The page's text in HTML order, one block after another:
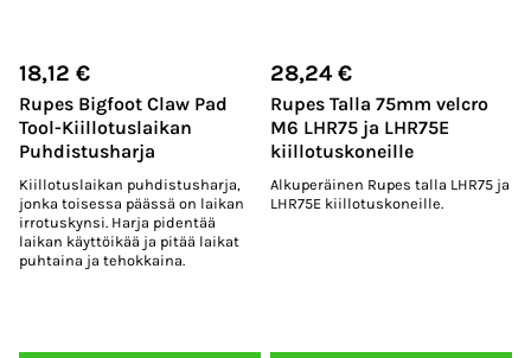
18,12 €
Rupes Bigfoot Claw Pad
Tool-Kiillotuslaikan
Puhdistusharja
Kiillotuslaikan puhdistusharja,
jonka toisessa päässä on laikan
irrotuskynsi. Harja pidentää
laikan käyttöikää ja pitää laikat
puhtaina ja tehokkaina.
28,24€
Rupes Talla 75mm velcro
M6 LHR75 ja LHR75E
kiillotuskoneille
Alkuperäinen Rupes talla LHR75 ja
LHR75E kiillotuskoneille.